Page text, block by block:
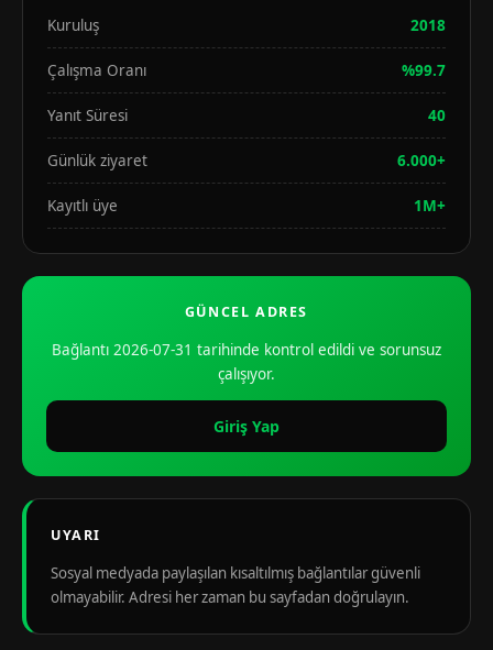
Kuruluş 2018
Çalışma Oranı %99.7
Yanıt Süresi 40
Günlük ziyaret 6.000+
Kayıtlı üye 1M+
GÜNCEL ADRES
Bağlantı 2026-07-31 tarihinde kontrol edildi ve sorunsuz
çalışıyor.
Giriş Yap
UYARI
Sosyal medyada paylaşılan kısaltılmış bağlantılar güvenli
olmayabilir. Adresi her zaman bu sayfadan doğrulayın.